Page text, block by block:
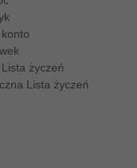
życzeń
Lista życzeń